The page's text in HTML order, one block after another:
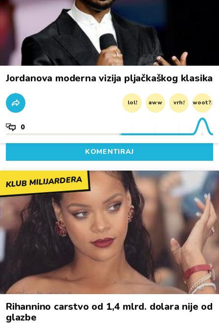
Jordanova moderna vizija pljačkaškog klasika
lol! aww vrh! woot?!
0
KOMENTIRAJ
KLUB MILIJARDERA
Rihannino carstvo od 1,4 mlrd. dolara nije od
glazbe